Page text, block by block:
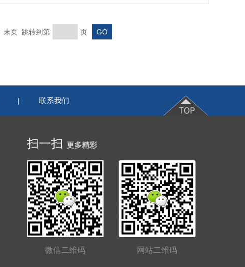
末页 跳转到第 页
| 联系我们
扫一扫 更多精彩
微信二维码 网站二维码